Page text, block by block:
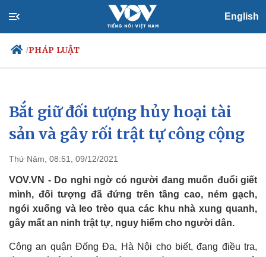
English
/PHÁP LUẬT
Chính trị
Đảng
Tổ chức nhân sự
Nhận diện sự thật
Xã hội
Tin 24h
Dự báo thời tiết
Việc làm
Biển đảo
Bắt giữ đối tượng hủy hoại tài
sản và gây rối trật tự công cộng
Thứ Năm, 08:51, 09/12/2021
VOV.VN - Do nghi ngờ có người đang muốn đuổi giết
mình, đối tượng đã đứng trên tầng cao, ném gạch,
ngói xuống và leo trèo qua các khu nhà xung quanh,
gây mất an ninh trật tự, nguy hiểm cho người dân.
Công an quận Đống Đa, Hà Nội cho biết, đang điều tra,